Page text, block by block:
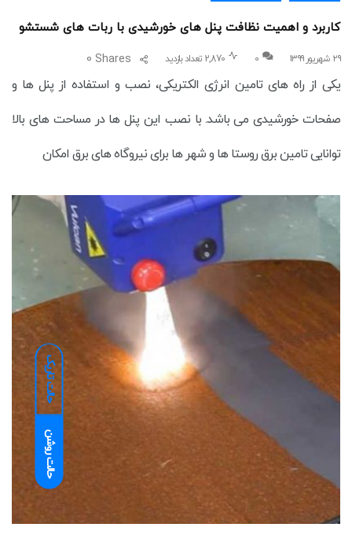
حالت روشن
حالت تاریک
کاربرد و اهمیت نظافت پنل های خورشیدی با ربات های شستشو
۲۹ شهریور ۱۳۹۹ 0 2,870 تعداد بازدید Shares
0
یکی از راه های تامین انرژی الکتریکی، نصب و استفاده از پنل ها و
صفحات خورشیدی می باشد. با نصب این پنل ها در مساحت های بالا
توانایی تامین برق روستا ها و شهر ها برای نیروگاه های برق امکان